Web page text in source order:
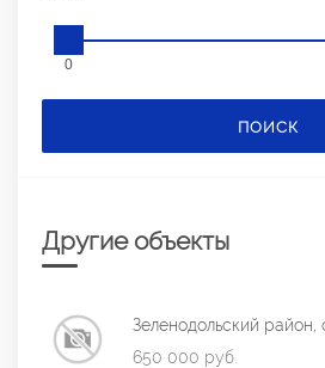
0
ПОИСК
Другие объекты
Зеленодольский район,
650 000 руб.